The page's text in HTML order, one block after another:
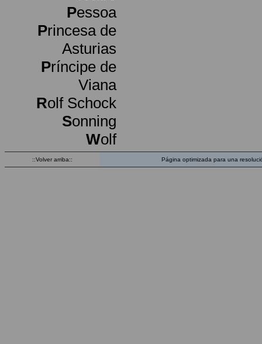
Pessoa
Princesa de
Asturias
Príncipe de
Viana
Rolf Schock
Sonning
Wolf
::Volver arriba:: Página optimizada para una